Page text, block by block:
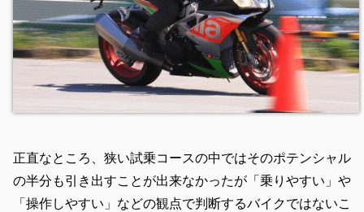
正直なところ、狭い試乗コースの中ではそのポテンシャル
の半分も引き出すことが出来なかったが「乗りやすい」や
「操作しやすい」などの観点で判断するバイクではないこ